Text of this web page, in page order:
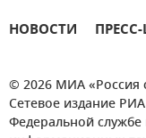
НОВОСТИ
© 2026 МИА «Россия
Сетевое издание
Федеральной службе